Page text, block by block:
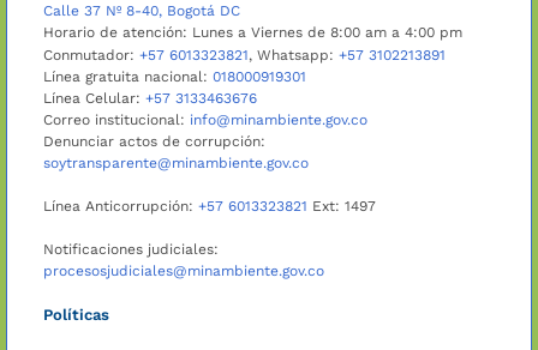
Calle 37 Nº 8-40, Bogotá DC
Horario de atención: Lunes a Viernes de 8:00 am a 4:00 pm
Conmutador: +57 6013323821, Whatsapp: +57 3102213891
Línea gratuita nacional: 018000919301
Línea Celular: +57 3133463676
Correo institucional: info@minambiente.gov.co
Denunciar actos de corrupción:
soytransparente@minambiente.gov.co
Línea Anticorrupción: +57 6013323821 Ext: 1497
Notificaciones judiciales:
procesosjudiciales@minambiente.gov.co
Políticas